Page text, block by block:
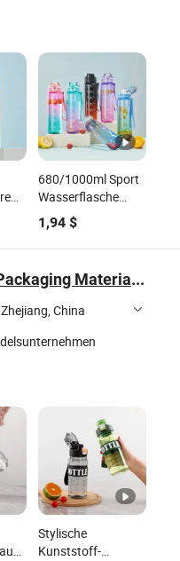
mit
680/1000ml Sport
Wasserflasche
Progressive
Farbwechsel
Widerstand
Sommer
Studentenflasche
1,94$
Ningbo Heyorigin Packaging Materials Co., Ltd
Zhejiang, China
Stylische
Kunststoff-